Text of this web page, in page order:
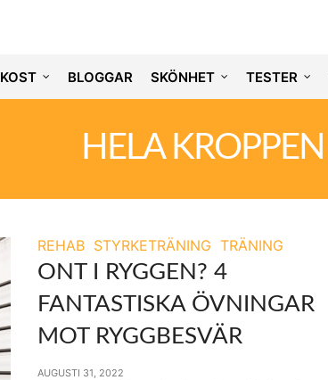
KOST BLOGGAR SKÖNHET TESTER
HELA KROPPEN
REHAB STYRKETRÄNING TRÄNING
ONT I RYGGEN? 4
FANTASTISKA ÖVNINGAR
MOT RYGGBESVÄR
AUGUSTI 31, 2022